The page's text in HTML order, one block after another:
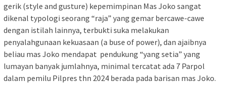
gerik (style and gusture) kepemimpinan Mas Joko sangat
dikenal typologi seorang “raja” yang gemar bercawe-cawe
dengan istilah lainnya, terbukti suka melakukan
penyalahgunaan kekuasaan (a buse of power), dan ajaibnya
beliau mas Joko mendapat pendukung “yang setia” yang
lumayan banyak jumlahnya, minimal tercatat ada 7 Parpol
dalam pemilu Pilpres thn 2024 berada pada barisan mas Joko.